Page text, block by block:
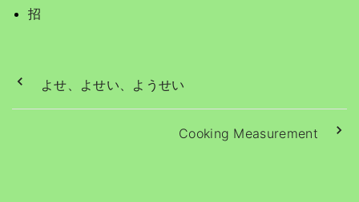
招
よせ、よせい、ようせい
Cooking Measurement